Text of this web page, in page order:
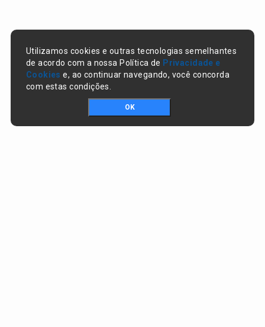
Utilizamos cookies e outras tecnologias semelhantes
de acordo com a nossa Política de Privacidade e
Cookies e, ao continuar navegando, você concorda
com estas condições.
OK